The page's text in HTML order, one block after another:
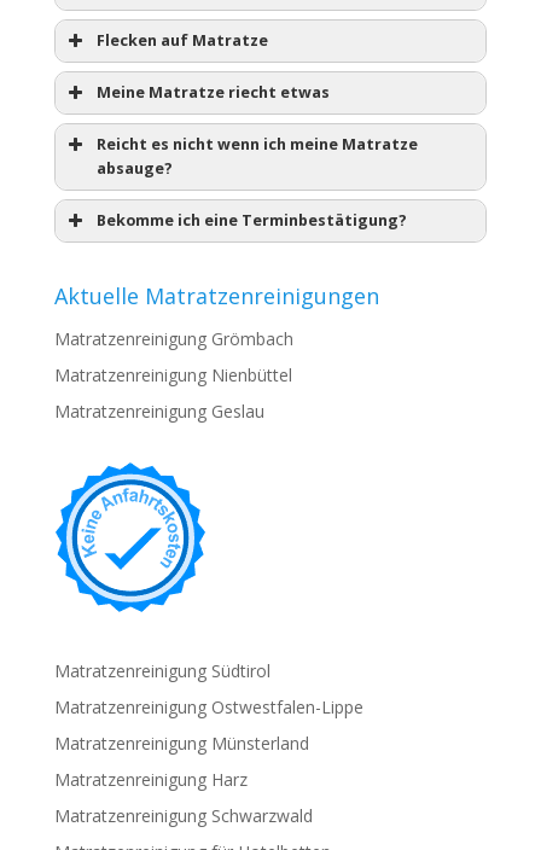
Flecken auf Matratze
Meine Matratze riecht etwas
Reicht es nicht wenn ich meine Matratze
absauge?
Bekomme ich eine Terminbestätigung?
Aktuelle Matratzenreinigungen
Matratzenreinigung Grömbach
Matratzenreinigung Nienbüttel
Matratzenreinigung Geslau
Matratzenreinigung Südtirol
Matratzenreinigung Ostwestfalen-Lippe
Matratzenreinigung Münsterland
Matratzenreinigung Harz
Matratzenreinigung Schwarzwald